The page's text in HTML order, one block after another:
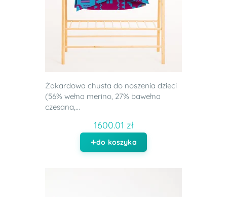
Żakardowa chusta do noszenia dzieci
(56% wełna merino, 27% bawełna
czesana,...
1600.01 zł
do koszyka